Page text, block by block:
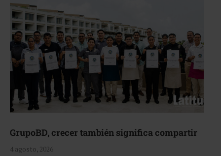
GrupoBD, crecer también significa compartir
4 agosto, 2026